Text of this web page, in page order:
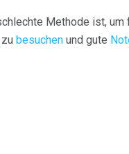
Methode ist, um
zu besuchen und gute